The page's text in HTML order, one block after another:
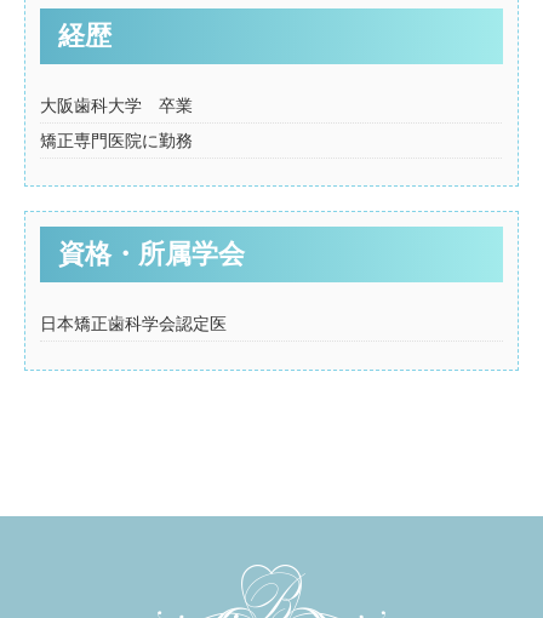
経歴
大阪歯科大学 卒業
矯正専門医院に勤務
資格・所属学会
日本矯正歯科学会認定医